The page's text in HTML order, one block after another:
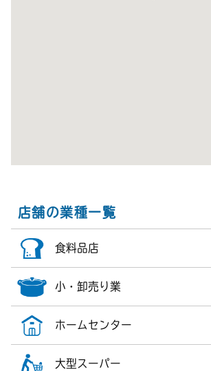
店舗の業種一覧
食料品店
小・卸売り業
ホームセンター
大型スーパー